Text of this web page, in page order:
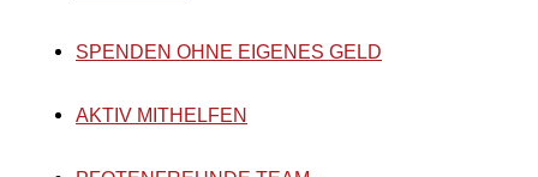
SPENDEN OHNE EIGENES GELD
AKTIV MITHELFEN